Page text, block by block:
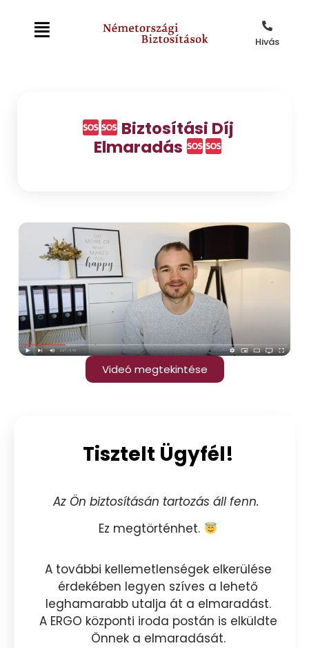
Hivás
Biztosítási Díj
Elmaradás
Videó megtekintése
Tisztelt Ügyfél!
Az Ön biztosításán tartozás áll fenn.
Ez megtörténhet.
A további kellemetlenségek elkerülése
érdekében legyen szíves a lehető
leghamarabb utalja át a elmaradást.
A ERGO központi iroda postán is elküldte
Önnek a elmaradását.